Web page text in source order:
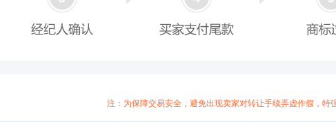
注：为保障交易安全，避免出现卖家对转让手续弄虚作假，特